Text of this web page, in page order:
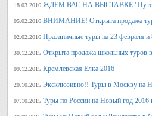
18.03.2016 ЖДЕМ ВАС НА ВЫСТАВКЕ
05.02.2016 ВНИМАНИЕ! Открыта продажа
02.02.2016 Праздничные туры на 23 февраля и
30.12.2015 Открыта продажа школьных туров
09.12.2015 Кремлевская Елка 2016
20.10.2015 Эксклюзивно!! Туры в Москву на
07.10.2015 Туры по России на Новый год 2016